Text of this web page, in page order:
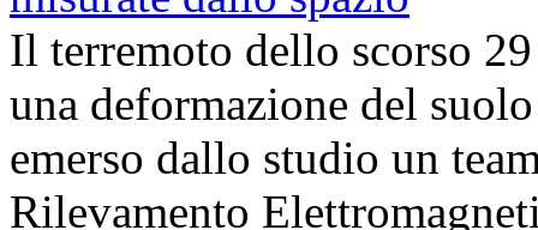
Il terremoto dello scorso
una deformazione del
emerso dallo studio un
Rilevamento